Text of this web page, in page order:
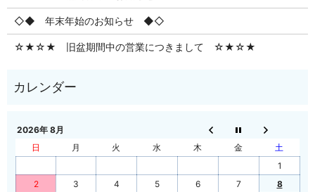
◇◆ 年末年始のお知らせ ◆◇
☆★☆★ 旧盆期間中の営業につきまして ☆★☆★
2026年 8月
日
月 火 水 木 金
土
1
2
3 4 5 6 7
8